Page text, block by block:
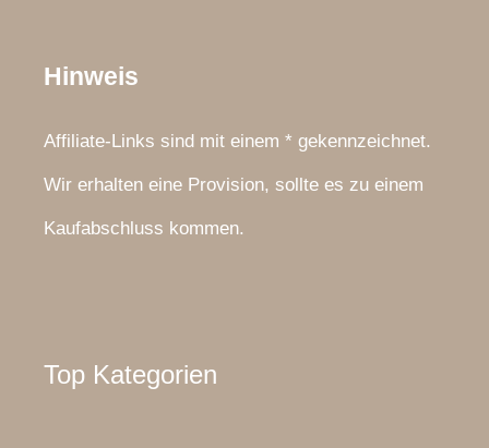
Hinweis
Affiliate-Links sind mit einem * gekennzeichnet.
Wir erhalten eine Provision, sollte es zu einem
Kaufabschluss kommen.
Top Kategorien